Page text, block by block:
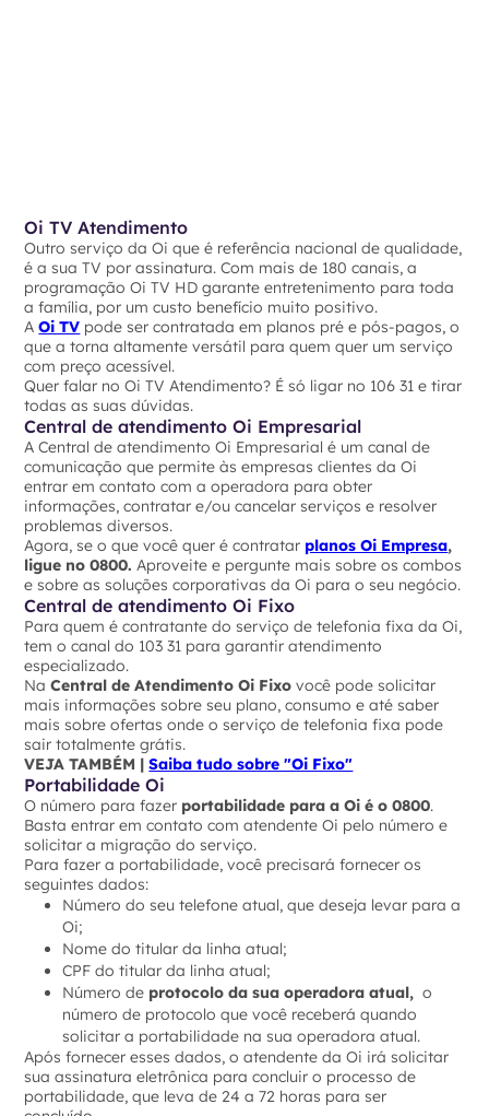
Oi TV Atendimento
Outro serviço da Oi que é referência nacional de qualidade,
é a sua TV por assinatura. Com mais de 180 canais, a
programação Oi TV HD garante entretenimento para toda
a família, por um custo benefício muito positivo.
AOi TV pode ser contratada em planos pré e pós-pagos, o
que a torna altamente versátil para quem quer um serviço
com preço acessível.
Quer falar no Oi TV Atendimento? É só ligar no 106 31 e tirar
todas as suas dúvidas.
Central de atendimento Oi Empresarial
A Central de atendimento Oi Empresarial é um canal de
comunicação que permite às empresas clientes da Oi
entrar em contato com a operadora para obter
informações, contratar e/ou cancelar serviços e resolver
problemas diversos.
Agora, se o que você quer é contratar planos Oi Empresa,
ligue no 0800. Aproveite e pergunte mais sobre os combos
e sobre as soluções corporativas da Oi para o seu negócio.
Central de atendimento Oi Fixo
Para quem é contratante do serviço de telefonia fixa da Oi,
tem o canal do 103 31 para garantir atendimento
especializado.
NaCentral de Atendimento Oi Fixo você pode solicitar
mais informações sobre seu plano, consumo e até saber
mais sobre ofertas onde o serviço de telefonia fixa pode
sair totalmente grátis.
VEJA TAMBÉM |Saiba tudo sobre "Oi Fixo"
Portabilidade Oi
O número para fazer portabilidade para a Oi é o 0800.
Basta entrar em contato com atendente Oi pelo número e
solicitar a migração do serviço.
Para fazer a portabilidade, você precisará fornecer os
seguintes dados:
Número do seu telefone atual, que deseja levar para a
Oi;
Nome do titular da linha atual;
CPF do titular da linha atual;
Número de protocolo da sua operadora atual,o
número de protocolo que você receberá quando
solicitar a portabilidade na sua operadora atual.
Após fornecer esses dados, o atendente da Oi irá solicitar
sua assinatura eletrônica para concluir o processo de
portabilidade, que leva de 24 a 72 horas para ser